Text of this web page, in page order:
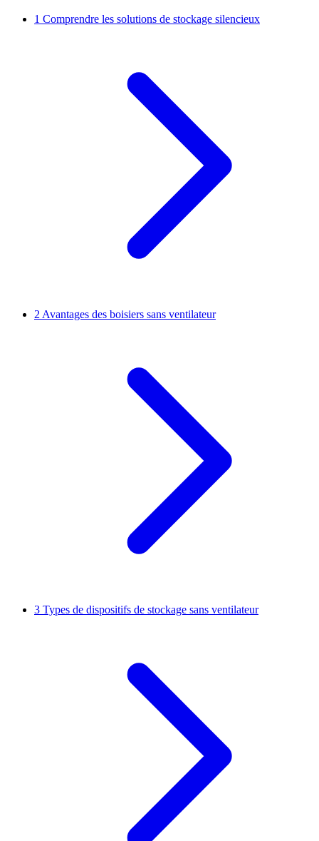
1 Comprendre les solutions de stockage silencieux
2 Avantages des boisiers sans ventilateur
3 Types de dispositifs de stockage sans ventilateur